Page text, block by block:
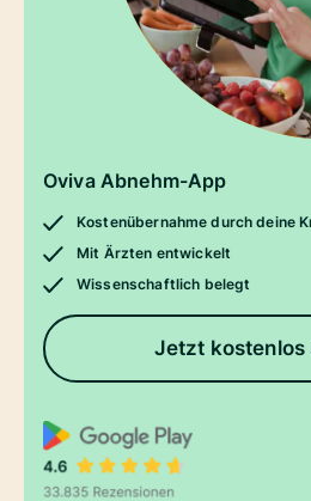
Oviva Abnehm-App
Kostenübernahme durch deine
Mit Ärzten entwickelt
Wissenschaftlich belegt
Jetzt kostenlos